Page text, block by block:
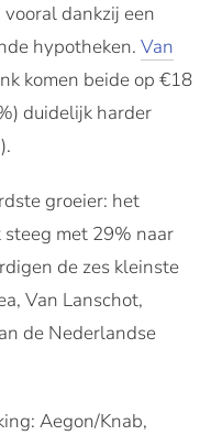
dankzij een
hypotheken. Van
komen beide op €18
duidelijk harder
groeier: het
met 29% naar
de zes kleinste
Van Lanschot,
de Nederlandse
Aegon/Knab,